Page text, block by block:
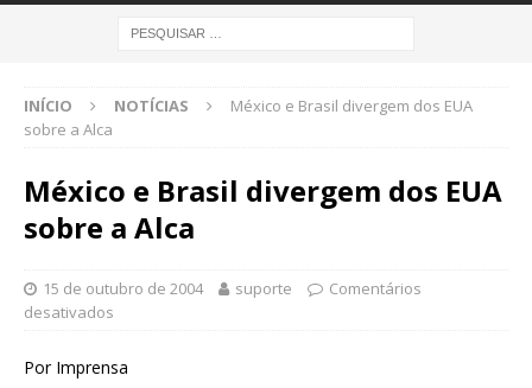
INÍCIO NOTÍCIAS
México e Brasil divergem dos EUA
sobre a Alca
México e Brasil divergem dos EUA
sobre a Alca
15 de outubro de 2004 suporte
Comentários
desativados
Por Imprensa